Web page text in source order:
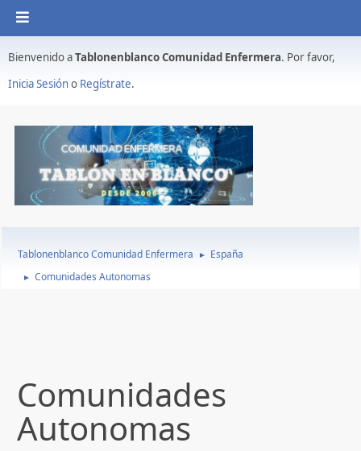
Bienvenido aTablonenblanco Comunidad Enfermera. Por favor,
Inicia Sesióno Regístrate.
Tablonenblanco Comunidad Enfermera ► España
► Comunidades Autonomas
Comunidades
Autonomas